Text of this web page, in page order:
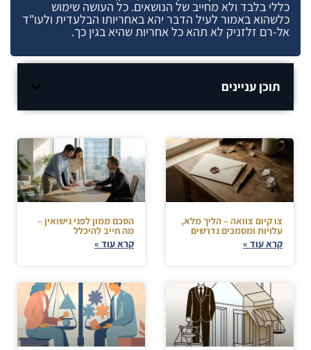
כללי בלבד ולא מחייב של הנושאים. כל העושה שימוש
כלשהוא באמור לעיל הדבר יהא באחריותו הבלעדית ולעו"ד
אל-רם זלזניק לא תהא כל אחריות שהיא בגין כך.
תוכן עניינים
צו קיום צוואה – הליך מלא,
עלויות ומסמכים נדרשים
קרא עוד »
הסכם ממון לפני נישואין –
מה חייב להיכלל
קרא עוד »